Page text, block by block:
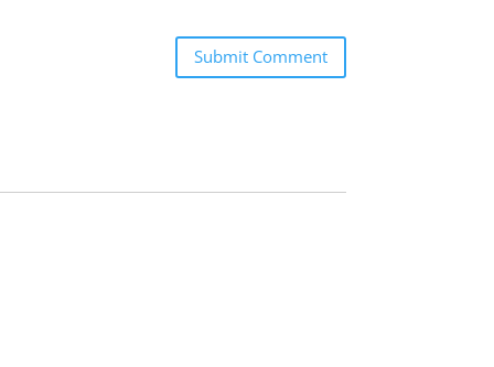
Submit Comment